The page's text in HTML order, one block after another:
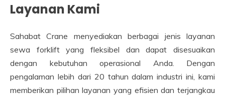
Layanan Kami
Sahabat Crane menyediakan berbagai jenis layanan
sewa forklift yang fleksibel dan dapat disesuaikan
dengan kebutuhan operasional Anda. Dengan
pengalaman lebih dari 20 tahun dalam industri ini, kami
memberikan pilihan layanan yang efisien dan terjangkau